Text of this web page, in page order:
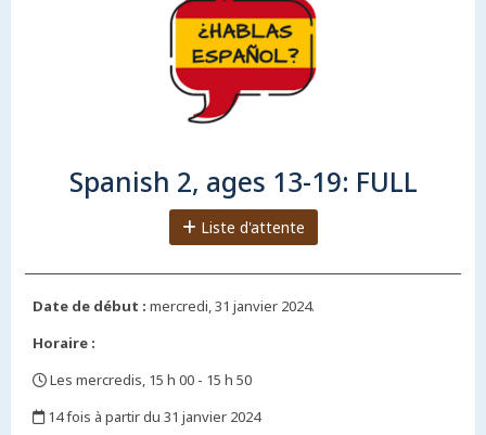
Spanish 2, ages 13-19: FULL
Liste d'attente
Date de début : mercredi, 31 janvier 2024.
Horaire :
Les mercredis, 15 h 00 - 15 h 50
14 fois à partir du 31 janvier 2024